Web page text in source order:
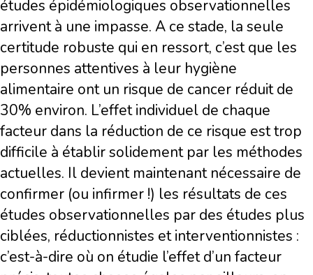
études épidémiologiques observationnelles
arrivent à une impasse. A ce stade, la seule
certitude robuste qui en ressort, c’est que les
personnes attentives à leur hygiène
alimentaire ont un risque de cancer réduit de
30% environ. L’effet individuel de chaque
facteur dans la réduction de ce risque est trop
difficile à établir solidement par les méthodes
actuelles. Il devient maintenant nécessaire de
confirmer (ou infirmer !) les résultats de ces
études observationnelles par des études plus
ciblées, réductionnistes et interventionnistes :
c’est-à-dire où on étudie l’effet d’un facteur